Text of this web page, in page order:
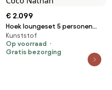
€ 2.099
Hoek loungeset 5 personen
Aluminium/wicker Taupe Coco
Nathan
Kunststof
Op voorraad
Gratis bezorging